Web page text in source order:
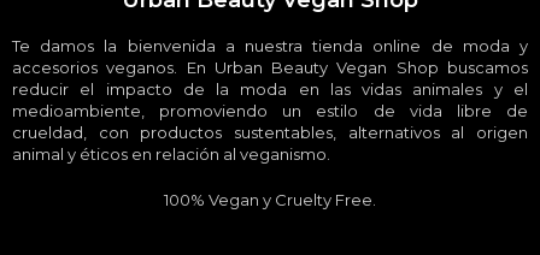
Te damos la bienvenida a nuestra tienda online de moda y
accesorios veganos. En Urban Beauty Vegan Shop buscamos
reducir el impacto de la moda en las vidas animales y el
medioambiente, promoviendo un estilo de vida libre de
crueldad, con productos sustentables, alternativos al origen
animal y éticos en relación al veganismo.
100% Vegan y Cruelty Free.